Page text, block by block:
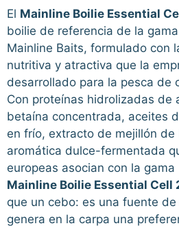
El Mainline Boilie Essential
boilie de referencia de la
Mainline Baits, formulado con
nutritiva y atractiva que la
desarrollado para la pesca de
Con proteínas hidrolizadas de
betaína concentrada, aceites
en frío, extracto de mejillón
aromática dulce-fermentada
europeas asocian con la gama
Mainline Boilie Essential Cell
que un cebo: es una fuente
genera en la carpa una